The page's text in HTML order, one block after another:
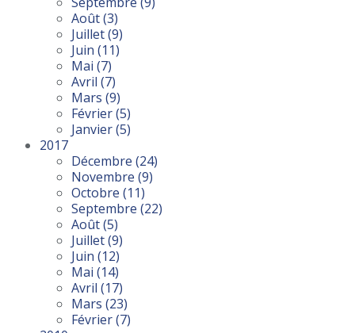
Août(3)
Juillet(9)
Juin (11)
Mai (7)
Avril (7)
Mars (9)
Février(5)
Janvier(5)
2017
Décembre (24)
Novembre (9)
Octobre (11)
Septembre (22)
Août(5)
Juillet(9)
Juin (12)
Mai (14)
Avril (17)
Mars (23)
Février(7)